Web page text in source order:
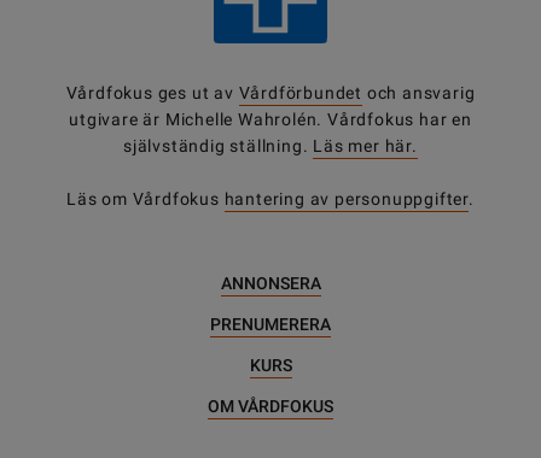
Vårdfokus ges ut av Vårdförbundet och ansvarig
utgivare är Michelle Wahrolén. Vårdfokus har en
självständig ställning. Läs mer här.
Läs om Vårdfokus hantering av personuppgifter.
ANNONSERA
PRENUMERERA
KURS
OM VÅRDFOKUS